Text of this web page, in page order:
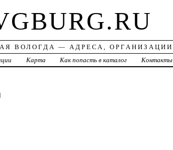
ВОЛОГДА — АДРЕСА, ОРГАНИЗАЦИИ
Карта Как попасть в каталог Контакты